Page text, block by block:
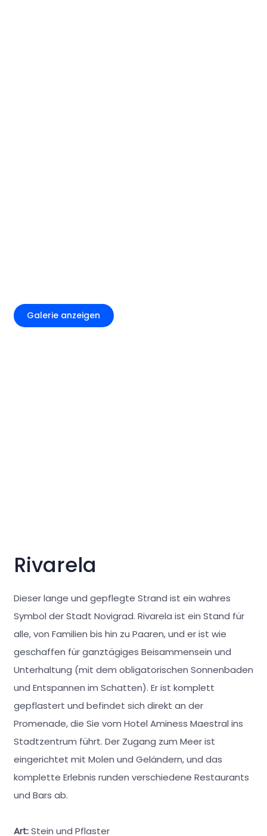
Galerie anzeigen
Rivarela
Dieser lange und gepflegte Strand ist ein wahres
Symbol der Stadt Novigrad. Rivarela ist ein Stand für
alle, von Familien bis hin zu Paaren, und er ist wie
geschaffen für ganztägiges Beisammensein und
Unterhaltung (mit dem obligatorischen Sonnenbaden
und Entspannen im Schatten). Er ist komplett
gepflastert und befindet sich direkt an der
Promenade, die Sie vom Hotel Aminess Maestral ins
Stadtzentrum führt. Der Zugang zum Meer ist
eingerichtet mit Molen und Geländern, und das
komplette Erlebnis runden verschiedene Restaurants
und Bars ab.
Art:Stein und Pflaster